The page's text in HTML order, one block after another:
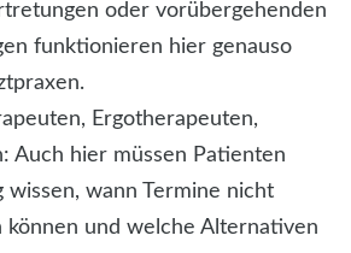
oder vorübergehenden
funktionieren hier genauso
Ergotherapeuten,
Auch hier müssen Patienten
wissen, wann Termine nicht
können und welche Alternativen